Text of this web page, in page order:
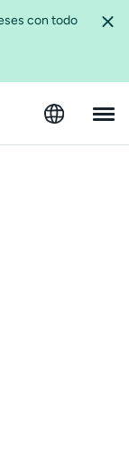
con todo